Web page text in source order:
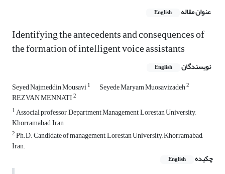
عنوان مقاله English
Identifying the antecedents and consequences of
the formation of intelligent voice assistants
نویسندگان English
Seyed Najmeddin Mousavi1 Seyede Maryam Muosavizadeh2
REZVAN MENNATI2
1Associal professor, Department Management, Lorestan University,
Khorramabad, Iran
2Ph.D. Candidate of management, Lorestan University, Khorramabad,
Iran.
چکیده
English